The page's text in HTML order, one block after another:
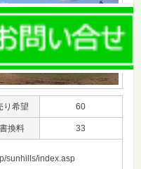
り希望 60
書換料 33
sunhills/index.asp